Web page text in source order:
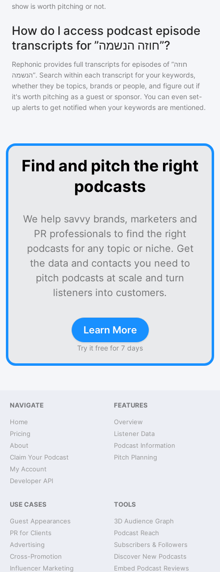
show is worth pitching or not.
How do I access podcast episode
transcripts for ”חוזה הנשמה”?
Rephonic provides full transcripts for episodes of ”חוזה
הנשמה”. Search within each transcript for your keywords,
whether they be topics, brands or people, and figure out if
it's worth pitching as a guest or sponsor. You can even set-
up alerts to get notified when your keywords are mentioned.
Find and pitch the right
podcasts
We help savvy brands, marketers and
PR professionals to find the right
podcasts for any topic or niche. Get
the data and contacts you need to
pitch podcasts at scale and turn
listeners into customers.
Learn More
Try it free for 7 days
NAVIGATE
Home
Pricing
About
Claim Your Podcast
My Account
Developer API
FEATURES
Overview
Listener Data
Podcast Information
Pitch Planning
USE CASES
Guest Appearances
PR for Clients
Advertising
Cross-Promotion
Influencer Marketing
TOOLS
3D Audience Graph
Podcast Reach
Subscribers & Followers
Discover New Podcasts
Embed Podcast Reviews